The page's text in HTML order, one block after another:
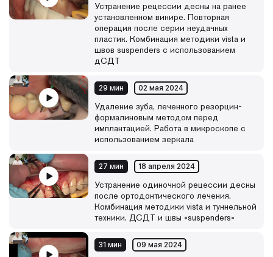
Устранение рецессии десны на ранее
установленном винире. Повторная
операция после серии неудачных
пластик. Комбинация методики vista и
швов suspenders с использованием
дСДТ
29 мин 02 мая 2024
Удаление зуба, леченного резорцин-
формалиновым методом перед
имплантацией. Работа в микроскопе с
использованием зеркала
27 мин 18 апреля 2024
Устранение одиночной рецессии десны
после ортодонтического лечения.
Комбинация методики vista и туннельной
техники. ДСДТ и швы «suspenders»
31 мин 09 мая 2024